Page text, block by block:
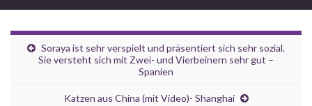
Soraya ist sehr verspielt und präsentiert sich sehr sozial.
Sie versteht sich mit Zwei- und Vierbeinern sehr gut –
Spanien
Katzen aus China (mit Video)- Shanghai